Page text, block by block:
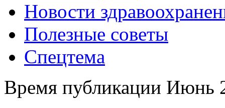
Новости
Полезные советы
Спецтема
Время публикации Июнь